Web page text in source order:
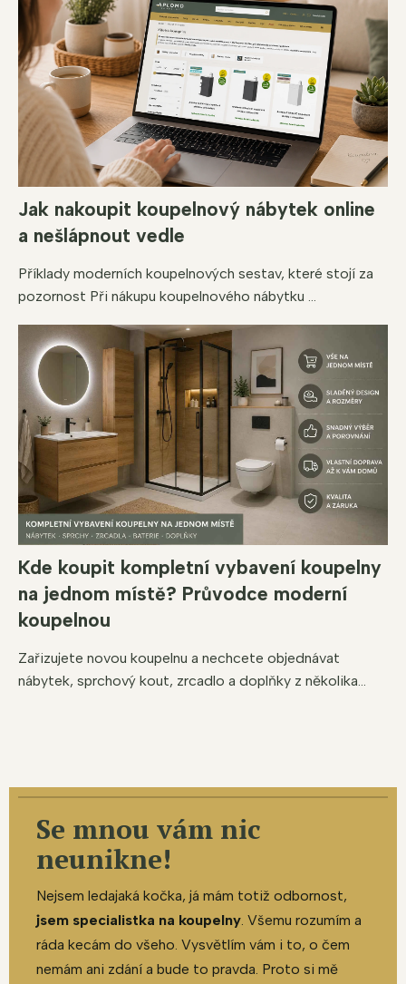
Jak nakoupit koupelnový nábytek online
a nešlápnout vedle
Příklady moderních koupelnových sestav, které stojí za
pozornost Při nákupu koupelnového nábytku ...
Kde koupit kompletní vybavení koupelny
na jednom místě? Průvodce moderní
koupelnou
Zařizujete novou koupelnu a nechcete objednávat
nábytek, sprchový kout, zrcadlo a doplňky z několika...
Se mnou vám nic
neunikne!
Nejsem ledajaká kočka, já mám totiž odbornost,
jsem specialistka na koupelny. Všemu rozumím a
ráda kecám do všeho. Vysvětlím vám i to, o čem
nemám ani zdání a bude to pravda. Proto si mě